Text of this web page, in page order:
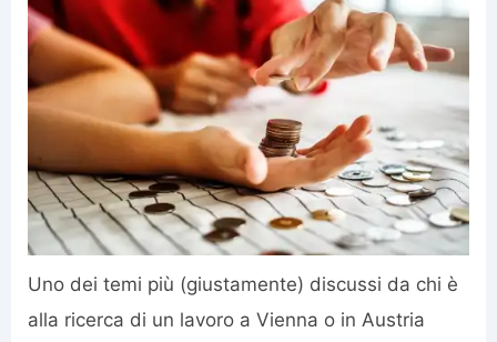
Uno dei temi più (giustamente) discussi da chi è
alla ricerca di un lavoro a Vienna o in Austria